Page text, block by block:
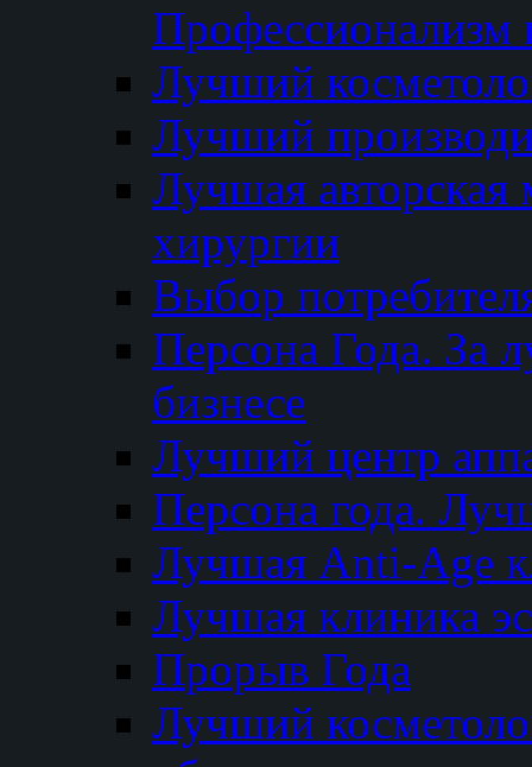
Профессионализм
Лучший
Лучший
Лучшая авторская
хирургии
Выбор
Персона Года. За
бизнесе
Лучший центр
Персона года.
Лучшая Anti-Age
Лучшая клиника
Прорыв Года
Лучший